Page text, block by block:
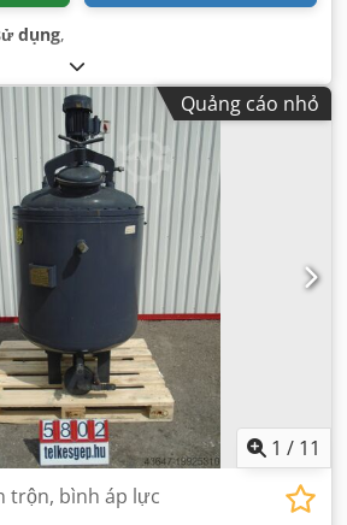
dụng,
Quảng cáo nhỏ
1 / 11
trộn, bình áp lực